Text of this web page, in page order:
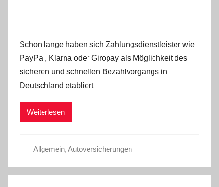
Schon lange haben sich Zahlungsdienstleister wie
PayPal, Klarna oder Giropay als Möglichkeit des
sicheren und schnellen Bezahlvorgangs in
Deutschland etabliert
Weiterlesen
Allgemein, Autoversicherungen